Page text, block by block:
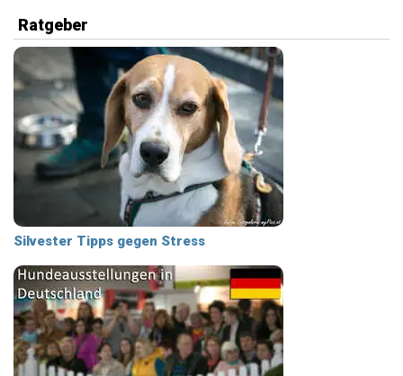
Ratgeber
Silvester Tipps gegen Stress